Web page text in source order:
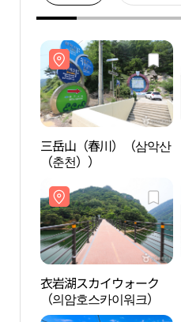
三岳山（春川）（삼악산
（춘천））
衣岩湖スカイウォーク
（의암호스카이워크）